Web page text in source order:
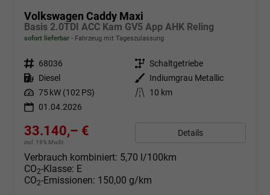
Volkswagen Caddy Maxi
Basis 2.0TDI ACC Kam GV5 App AHK Reling
sofort lieferbar Fahrzeug mit Tageszulassung
Fahrzeugnr. 68036 Getriebe Schaltgetriebe
Kraftstoff Diesel Außenfarbe
Indiumgrau Metallic
Leistung 75 kW (102 PS) Kilometerstand
10 km
01.04.2026
33.140,– €
incl. 19% MwSt.
Details
Verbrauch kombiniert: 5,70 l/100km
CO2-Klasse: E
CO2-Emissionen: 150,00 g/km